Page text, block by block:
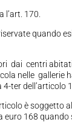
170.
quando
dai centri
nelle
ter dell’articolo
è
euro 168